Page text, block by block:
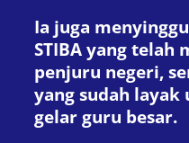
Ia juga
STIBA yang telah
penjuru negeri,
yang sudah
gelar guru besar.